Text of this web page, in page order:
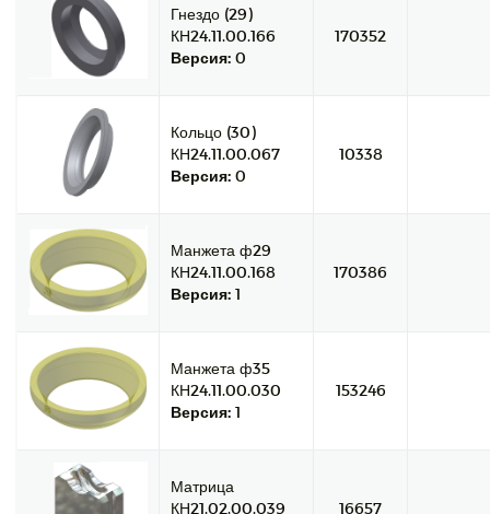
Гнездо (29)
КН24.11.00.166
Версия: 0
170352
Кольцо (30)
КН24.11.00.067
Версия: 0
10338
Манжета ф29
КН24.11.00.168
Версия: 1
170386
Манжета ф35
КН24.11.00.030
Версия: 1
153246
Матрица
КН21.02.00.039
16657